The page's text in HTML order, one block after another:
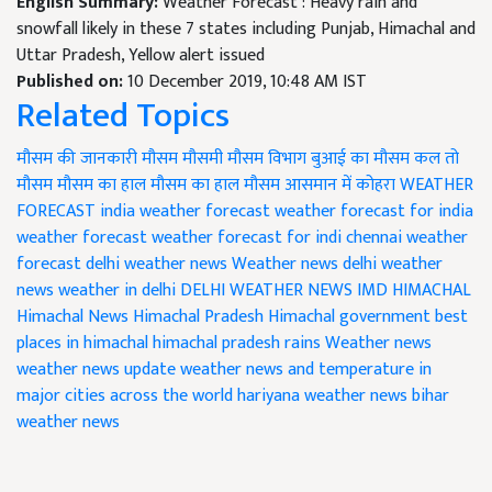
snowfall likely in these 7 states including Punjab, Himachal and
Uttar Pradesh, Yellow alert issued
Published on:10 December 2019, 10:48 AM IST
Related Topics
मौसम की जानकारीमौसममौसमीमौसम विभागबुआई का मौसमकल तो
मौसममौसम का हालमौसम का हाल मौसमआसमान में कोहराWEATHER
FORECAST india weather forecastweather forecast for india
weather forecastweather forecast for indichennai weather
forecastdelhi weather newsWeather news delhiweather
news weather in delhiDELHI WEATHER NEWS IMDHIMACHAL
Himachal News Himachal PradeshHimachal governmentbest
places in himachalhimachal pradesh rainsWeather news
weather news updateweather news and temperature in
major cities across the worldhariyana weather newsbihar
weather news